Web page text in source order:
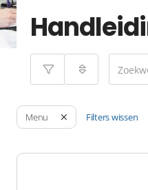
Menu Filters wissen